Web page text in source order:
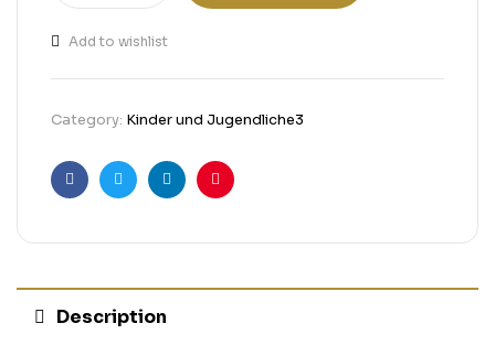
Add to wishlist
Category: Kinder und Jugendliche3
FacebookTwitterLinkedinPinterest
Description